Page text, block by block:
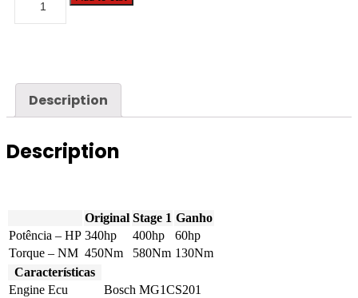
X7
quantity
Description
Description
Original Stage 1 Ganho
Potência – HP 340hp 400hp
60hp
Torque – NM 450Nm 580Nm 130Nm
Características
Engine Ecu
Bosch MG1CS201